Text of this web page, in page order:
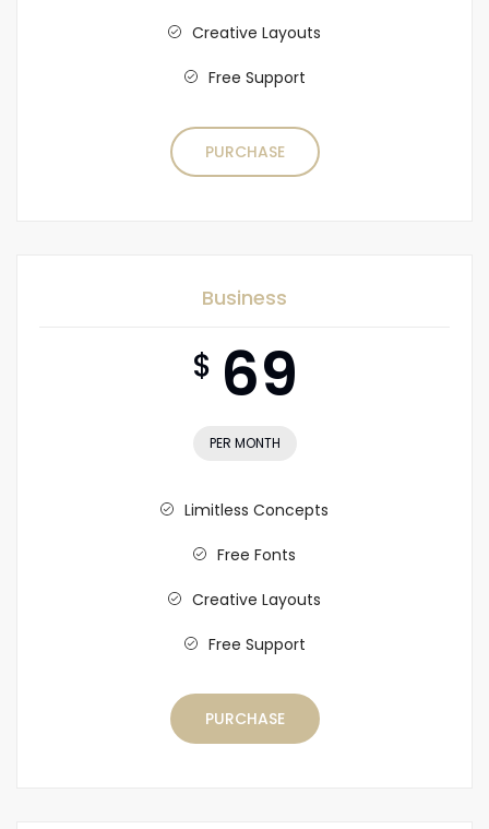
Creative Layouts
Free Support
PURCHASE
Business
$ 69
PER MONTH
Limitless Concepts
Free Fonts
Creative Layouts
Free Support
PURCHASE